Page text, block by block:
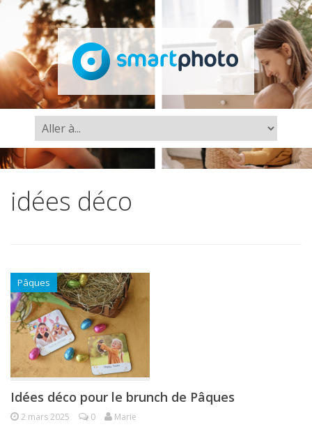
idées déco
Pâques
Idées déco pour le brunch de Pâques
2 mars 2025 0 Marie